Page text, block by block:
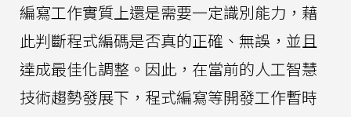
編寫工作實質上還是需要一定識別能力，藉
此判斷程式編碼是否真的正確、無誤，並且
達成最佳化調整。因此，在當前的人工智慧
技術趨勢發展下，程式編寫等開發工作暫時